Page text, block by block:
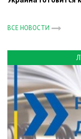
ВСЕ НОВОСТИ